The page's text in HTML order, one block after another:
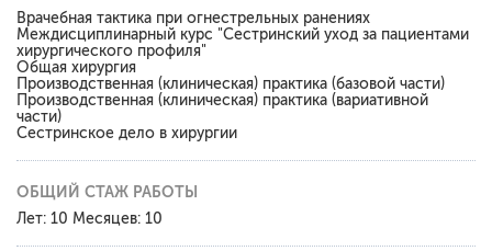
Врачебная тактика при огнестрельных ранениях
Междисциплинарный курс "Сестринский уход за пациентами
хирургического профиля"
Общая хирургия
Производственная (клиническая) практика (базовой части)
Производственная (клиническая) практика (вариативной
части)
Сестринское дело в хирургии
ОБЩИЙ СТАЖ РАБОТЫ
Лет: 10 Месяцев: 10